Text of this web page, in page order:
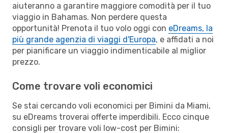
aiuteranno a garantire maggiore comodità per il tuo
viaggio in Bahamas. Non perdere questa
opportunità! Prenota il tuo volo oggi con eDreams, la
più grande agenzia di viaggi d'Europa, e affidati a noi
per pianificare un viaggio indimenticabile al miglior
prezzo.
Come trovare voli economici
Se stai cercando voli economici per Bimini da Miami,
su eDreams troverai offerte imperdibili. Ecco cinque
consigli per trovare voli low-cost per Bimini: